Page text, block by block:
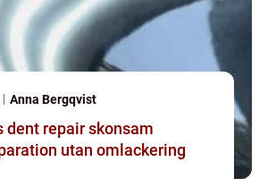
Anna Bergqvist
repair skonsam
utan omlackering